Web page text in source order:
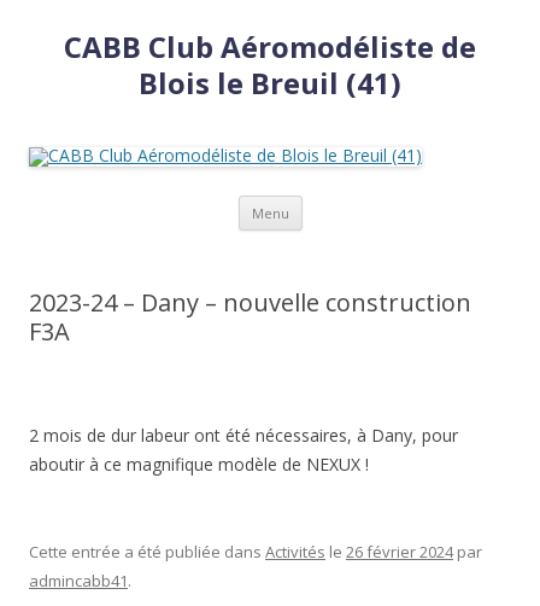
CABB Club Aéromodéliste de
Blois le Breuil (41)
Menu Aller
contenu
2023-24 – Dany – nouvelle construction
F3A
2 mois de dur labeur ont été nécessaires, à Dany, pour
aboutir à ce magnifique modèle de NEXUX !
Cette entrée a été publiée dans Activités le 26 février 2024 par
admincabb41.